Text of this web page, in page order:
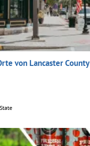
von Lancaster County